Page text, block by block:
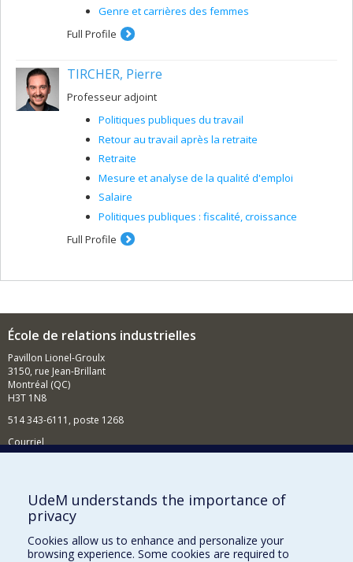
Genre et carrières des femmes
Full Profile
TIRCHER, Pierre
Professeur adjoint
Politiques publiques du travail
Retour au travail après la retraite
Retraite
Mesure et analyse de la qualité d'emploi
Salaire
Politiques publiques : fiscalité, croissance
Full Profile
École de relations industrielles
Pavillon Lionel-Groulx
3150, rue Jean-Brillant
Montréal (QC)
H3T 1N8
514 343-6111, poste 1268
Courriel
Comment soutenir l'École?
BESOIN D'AIDE?
Plan du site
UdeM understands the importance of
privacy
Cookies allow us to enhance and personalize your
browsing experience. Some cookies are required to